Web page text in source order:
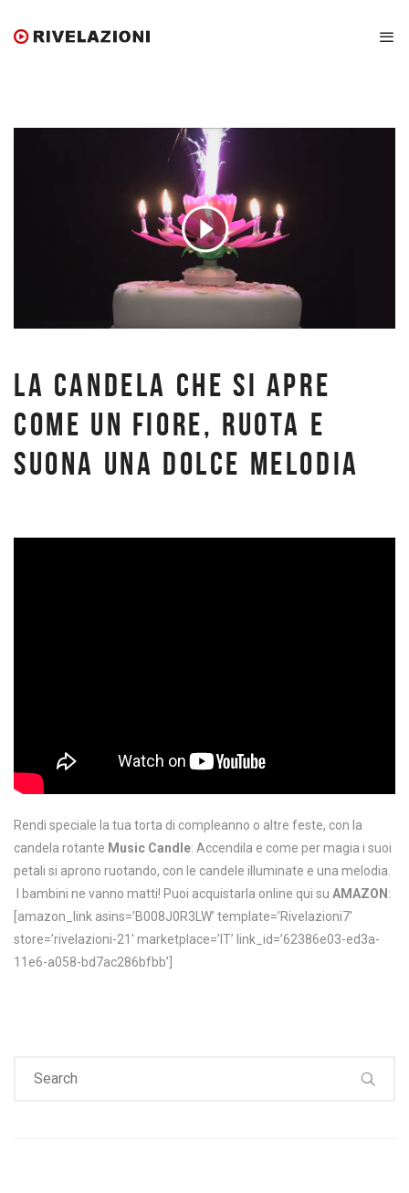
LA CANDELA CHE SI APRE
COME UN FIORE, RUOTA E
SUONA UNA DOLCE MELODIA
Rendi speciale la tua torta di compleanno o altre feste, con la
candela rotante Music Candle: Accendila e come per magia i suoi
petali si aprono ruotando, con le candele illuminate e una melodia.
I bambini ne vanno matti! Puoi acquistarla online qui su AMAZON :
[amazon_link asins=’B008J0R3LW’ template=’Rivelazioni7′
store=’rivelazioni-21′ marketplace=’IT’ link_id=’62386e03-ed3a-
11e6-a058-bd7ac286bfbb’]